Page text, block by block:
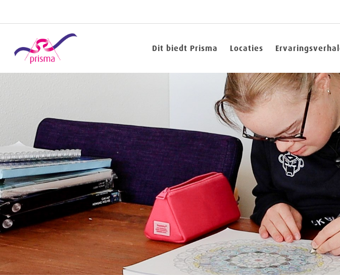
Dit biedt Prisma Locaties